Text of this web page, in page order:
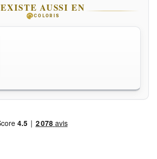
EXISTE AUSSI EN
paletteCOLORIS